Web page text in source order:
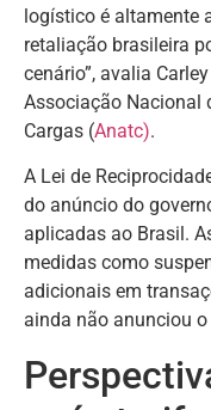
logístico é altamente
retaliação brasileira
cenário”, avalia
Associação Nacional
Cargas (Anatc).
A Lei de
do anúncio do
aplicadas ao Brasil.
medidas como
adicionais em
ainda não anunciou